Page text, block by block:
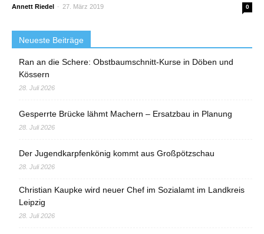
Annett Riedel - 27. März 2019 0
Neueste Beiträge
Ran an die Schere: Obstbaumschnitt-Kurse in Döben und
Kössern
28. Juli 2026
Gesperrte Brücke lähmt Machern – Ersatzbau in Planung
28. Juli 2026
Der Jugendkarpfenkönig kommt aus Großpötzschau
28. Juli 2026
Christian Kaupke wird neuer Chef im Sozialamt im Landkreis
Leipzig
28. Juli 2026